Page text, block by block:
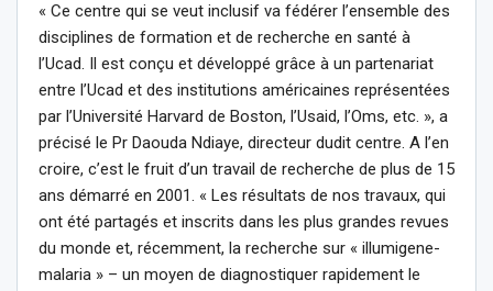
« Ce centre qui se veut inclusif va fédérer l’ensemble des
disciplines de formation et de recherche en santé à
l’Ucad. Il est conçu et développé grâce à un partenariat
entre l’Ucad et des institutions américaines représentées
par l’Université Harvard de Boston, l’Usaid, l’Oms, etc. », a
précisé le Pr Daouda Ndiaye, directeur dudit centre. A l’en
croire, c’est le fruit d’un travail de recherche de plus de 15
ans démarré en 2001. « Les résultats de nos travaux, qui
ont été partagés et inscrits dans les plus grandes revues
du monde et, récemment, la recherche sur « illumigene-
malaria » – un moyen de diagnostiquer rapidement le